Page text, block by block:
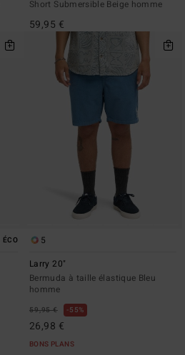
Short Submersible Beige homme
59,95 €
ÉCO
5
Larry 20"
Bermuda à taille élastique Bleu
homme
59,95 € 55%
26,98 €
BONS PLANS